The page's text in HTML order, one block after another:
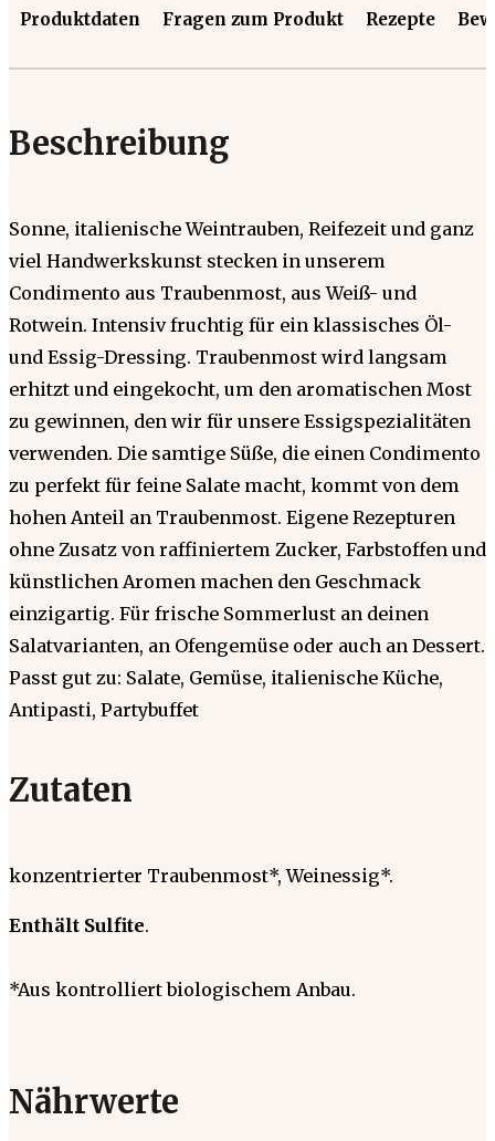
Produktdaten Fragen zum Produkt Rezepte
Beschreibung
Sonne, italienische Weintrauben, Reifezeit und ganz
viel Handwerkskunst stecken in unserem
Condimento aus Traubenmost, aus Weiß- und
Rotwein. Intensiv fruchtig für ein klassisches Öl-
und Essig-Dressing. Traubenmost wird langsam
erhitzt und eingekocht, um den aromatischen Most
zu gewinnen, den wir für unsere Essigspezialitäten
verwenden. Die samtige Süße, die einen Condimento
zu perfekt für feine Salate macht, kommt von dem
hohen Anteil an Traubenmost. Eigene Rezepturen
ohne Zusatz von raffiniertem Zucker, Farbstoffen und
künstlichen Aromen machen den Geschmack
einzigartig. Für frische Sommerlust an deinen
Salatvarianten, an Ofengemüse oder auch an Dessert.
Passt gut zu: Salate, Gemüse, italienische Küche,
Antipasti, Partybuffet
Zutaten
konzentrierter Traubenmost*, Weinessig*.
Enthält Sulfite.
*Aus kontrolliert biologischem Anbau.
Nährwerte